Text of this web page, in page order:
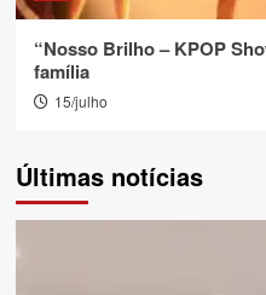
“Nosso Brilho – KPOP
família
15/julho
Últimas notícias